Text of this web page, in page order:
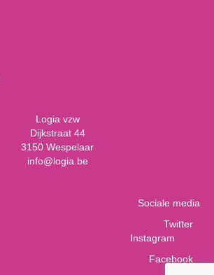
Logia vzw
Dijkstraat 44
3150 Wespelaar
info@logia.be
Sociale media
Twitter
Instagram
Facebook